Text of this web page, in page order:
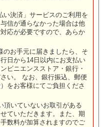
い決済」サービスのご利用を
信が通らなかった場合は他
応が必要ですので、あらか
のお手元に届きましたら、そ
日から14日以内にお支払い
ビニエンスストア・銀行・
い。 なお、銀行振込、郵便
をお客様にてご負担くださ
頂いていないお取引がある
ていただきます。また、期
数料が加算されますのでご